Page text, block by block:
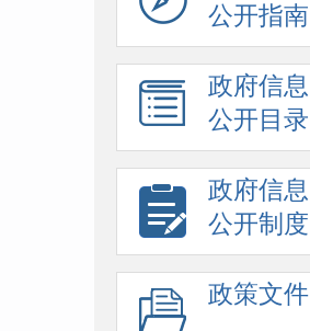
公开指南
政府信息
公开目录
政府信息
公开制度
政策文件